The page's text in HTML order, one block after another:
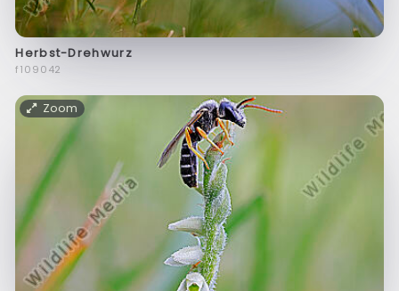
Herbst-Drehwurz
f109042
Zoom